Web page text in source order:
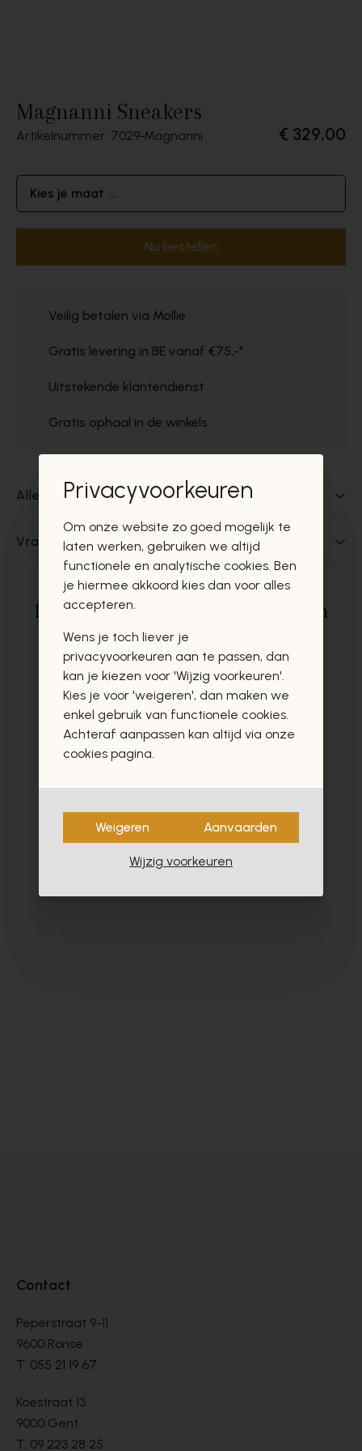
Magnanni Sneakers
Artikelnummer: 7029 Magnanni € 329,00
Kies je maat ...
Nu bestellen
Veilig betalen via Mollie
Gratis levering in BE vanaf €75,-*
Uitstekende klantendienst
Gratis ophaal in de winkels
Alles over dit product
Vragen over dit product?
Deze producten zullen u zeker en
vast ook interesseren
- 40%
Contact
Peperstraat 9-11
9600 Ronse
T. 055 21 19 67
Koestraat 13
9000 Gent
T. 09 223 28 25
Privacyvoorkeuren
Om onze website zo goed mogelijk te
laten werken, gebruiken we altijd
functionele en analytische cookies. Ben
je hiermee akkoord kies dan voor alles
accepteren.
Wens je toch liever je
privacyvoorkeuren aan te passen, dan
kan je kiezen voor 'Wijzig voorkeuren'.
Kies je voor 'weigeren', dan maken we
enkel gebruik van functionele cookies.
Achteraf aanpassen kan altijd via onze
cookies pagina.
Weigeren Aanvaarden
Wijzig voorkeuren